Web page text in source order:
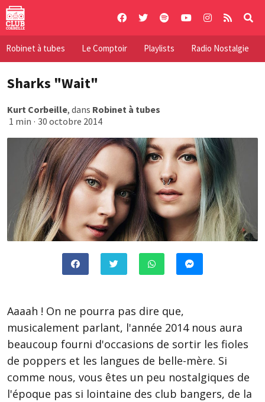
Skip
content
Robinet à tubes Le Comptoir Playlists Radio Nostalgie
Sharks "Wait"
Kurt Corbeille, dans Robinet à tubes
1 min · 30 octobre 2014
Aaaah ! On ne pourra pas dire que,
musicalement parlant, l'année 2014 nous aura
beaucoup fourni d'occasions de sortir les fioles
de poppers et les langues de belle-mère. Si
comme nous, vous êtes un peu nostalgiques de
l'époque pas si lointaine des club bangers, de la